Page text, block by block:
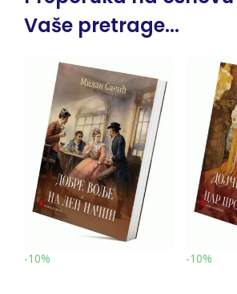
Vaše pretrage...
-10% -10%